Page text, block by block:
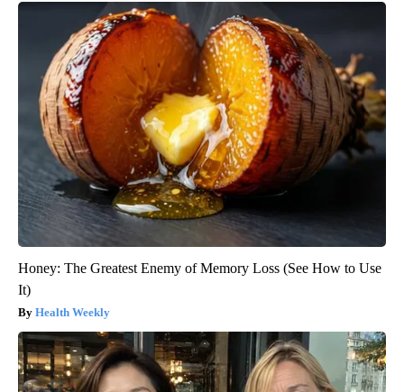
Honey: The Greatest Enemy of Memory Loss (See How to Use
It)
Health Weekly